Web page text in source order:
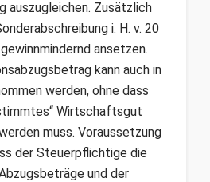
auszugleichen. Zusätzlich
i. H. v. 20
ansetzen.
kann auch in
werden, ohne dass
Wirtschaftsgut
muss. Voraussetzung
der Steuerpflichtige die
und der